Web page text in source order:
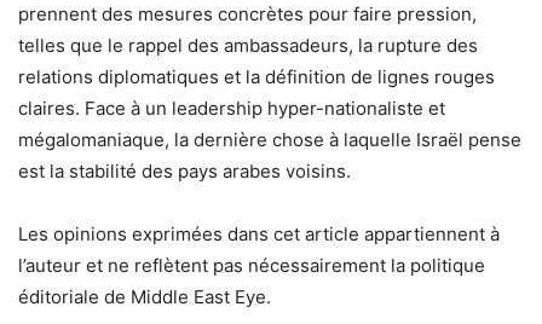
prennent des mesures concrètes pour faire pression,
telles que le rappel des ambassadeurs, la rupture des
relations diplomatiques et la définition de lignes rouges
claires. Face à un leadership hyper-nationaliste et
mégalomaniaque, la dernière chose à laquelle Israël pense
est la stabilité des pays arabes voisins.
Les opinions exprimées dans cet article appartiennent à
l’auteur et ne reflètent pas nécessairement la politique
éditoriale de Middle East Eye.